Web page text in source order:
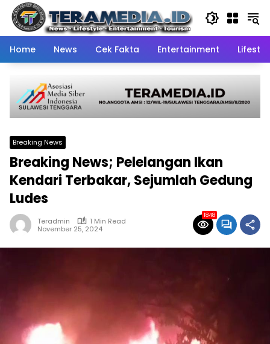
Skip
content
Home
News Cek Fakta Entertainment
Breaking News
Breaking News; Pelelangan Ikan
Kendari Terbakar, Sejumlah Gedung
Ludes
Teradmin
1 Min Read
November 25, 2024
1848